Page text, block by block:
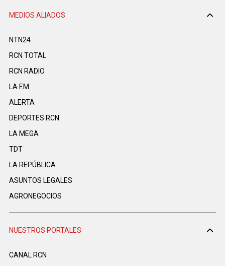
MEDIOS ALIADOS
NTN24
RCN TOTAL
RCN RADIO
LA F.M.
ALERTA
DEPORTES RCN
LA MEGA
TDT
LA REPÚBLICA
ASUNTOS LEGALES
AGRONEGOCIOS
NUESTROS PORTALES
CANAL RCN